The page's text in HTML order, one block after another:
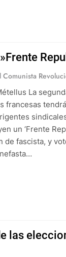
Comunista
La
francesas
un ‘Frente
de fascista, y
las